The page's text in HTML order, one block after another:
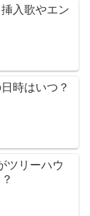
入歌やエン
時はいつ？
ツリーハウ